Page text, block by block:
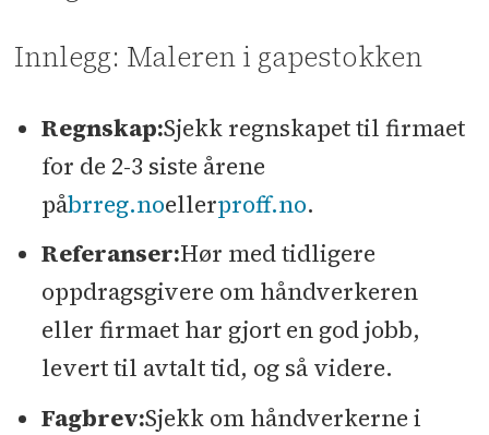
Innlegg: Maleren i gapestokken
Regnskap:Sjekk regnskapet til firmaet
for de 2-3 siste årene
påbrreg.noellerproff.no.
Referanser:Hør med tidligere
oppdragsgivere om håndverkeren
eller firmaet har gjort en god jobb,
levert til avtalt tid, og så videre.
Fagbrev:Sjekk om håndverkerne i